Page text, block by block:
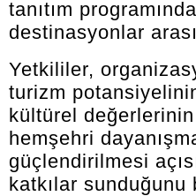
tanıtım
destinasyonlar
Yetkililer,
turizm
kültürel değerlerinin
hemşehri
güçlendirilmesi
katkılar sunduğunu